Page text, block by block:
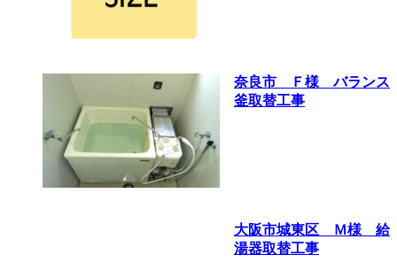
奈良市 Ｆ様 バランス
釜取替工事
大阪市城東区 Ｍ様 給
湯器取替工事